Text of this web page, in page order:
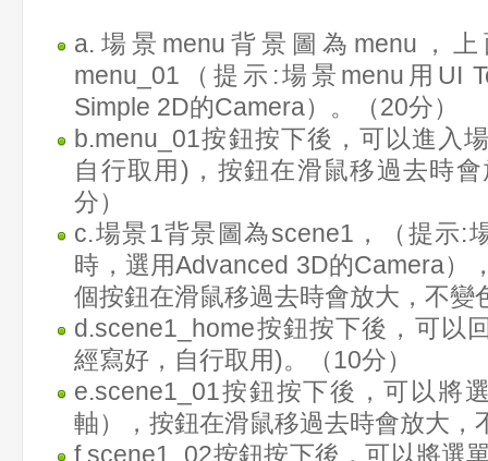
a.場景menu背景圖為menu，
menu_01（提示:場景menu用UI
Simple 2D的Camera）。（20分）
b.menu_01按鈕按下後，可以進入
自行取用)，按鈕在滑鼠移過去時
分）
c.場景1背景圖為scene1，（提示:
時，選用Advanced 3D的Camera）
個按鈕在滑鼠移過去時會放大，不變
d.scene1_home按鈕按下後，可以
經寫好，自行取用)。（10分）
e.scene1_01按鈕按下後，可以將
軸），按鈕在滑鼠移過去時會放大，
f.scene1_02按鈕按下後，可以將選